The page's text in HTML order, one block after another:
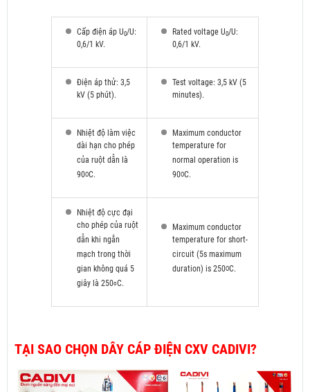
Cấp điện áp U0/U:
0,6/1 kV.
Rated voltage U0/U:
0,6/1 kV.
Điện áp thử: 3,5
kV (5 phút).
Test voltage: 3,5 kV (5
minutes).
Nhiệt độ làm việc
dài hạn cho phép
của ruột dẫn là
90OC.
Maximum conductor
temperature for
normal operation is
90OC.
Nhiệt độ cực đại
cho phép của ruột
dẫn khi ngắn
mạch trong thời
gian không quá 5
giây là 250oC.
Maximum conductor
temperature for short-
circuit (5s maximum
duration) is 250OC.
TẠI SAO CHỌN DÂY CÁP ĐIỆN CXV CADIVI?